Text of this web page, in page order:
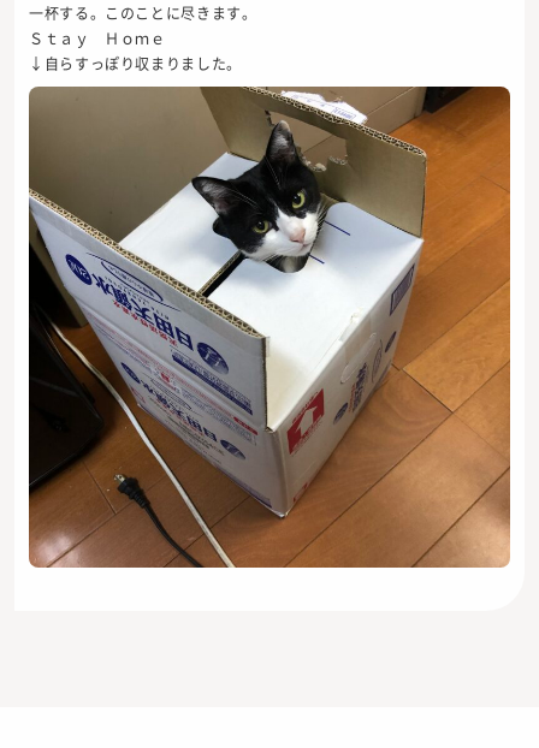
一杯する。このことに尽きます。
Ｓｔａｙ Ｈｏｍｅ
↓自らすっぽり収まりました。